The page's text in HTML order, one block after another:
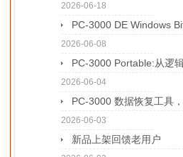
2026-06-18
PC-3000 DE Windows
2026-06-08
PC-3000 Portable:从逻
2026-06-04
PC-3000 数据恢复工具
2026-06-03
新品上架回馈老用户